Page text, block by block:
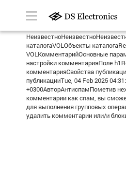
каталогаVOLОбъекты
VOLКомментарийОсновные
настройки комментарияПоле
комментарияСвойства
публикацииTue, 04 Feb 2025
+0300АвторАнтиспамПометив
комментарии как спам, вы
для выполнения групповых
удалить комментарии или/и